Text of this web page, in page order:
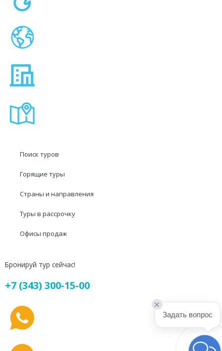
Поиск туров
Горящие туры
Страны и направления
Туры в рассрочку
Офисы продаж
Бронируй тур сейчас!
+7 (343) 300-15-00
Задать вопрос